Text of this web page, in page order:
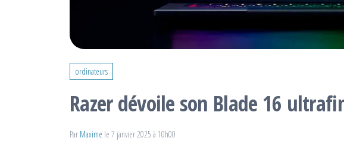
ordinateurs
Razer dévoile son Blade 16
Par Maxime le 7 janvier 2025 à 10h00